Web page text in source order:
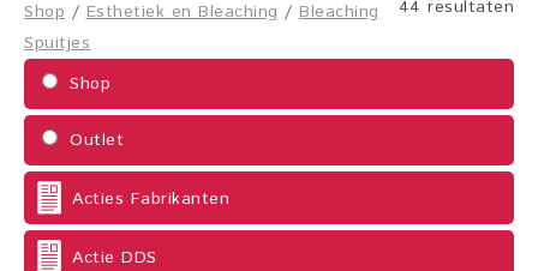
44 resultaten
Shop /Esthetiek en Bleaching/ Bleaching
Spuitjes
Shop
Outlet
Acties Fabrikanten
Actie DDS